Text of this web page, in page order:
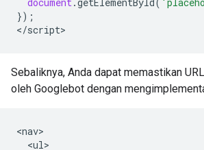
});
</script>
Sebaliknya, Anda dapat memastikan
oleh Googlebot dengan
<nav
<ul